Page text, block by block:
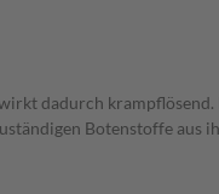
dadurch
Botenstoffe